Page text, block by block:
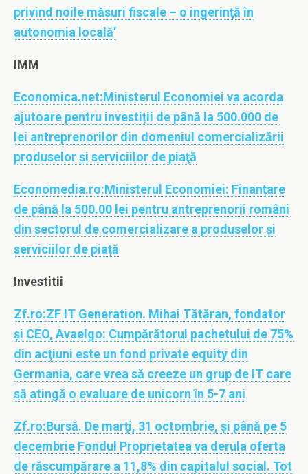
privind noile măsuri fiscale – o ingerinţă în
autonomia locală’
IMM
Economica.net:Ministerul Economiei va acorda
ajutoare pentru investiții de până la 500.000 de
lei antreprenorilor din domeniul comercializării
produselor şi serviciilor de piaţă
Economedia.ro:Ministerul Economiei: Finanțare
de până la 500.00 lei pentru antreprenorii români
din sectorul de comercializare a produselor și
serviciilor de piață
Investitii
Zf.ro:ZF IT Generation. Mihai Tătăran, fondator
şi CEO, Avaelgo: Cumpărătorul pachetului de 75%
din acţiuni este un fond private equity din
Germania, care vrea să creeze un grup de IT care
să atingă o evaluare de unicorn în 5-7 ani
Zf.ro:Bursă. De marţi, 31 octombrie, şi până pe 5
decembrie Fondul Proprietatea va derula oferta
de răscumpărare a 11,8% din capitalul social. Tot